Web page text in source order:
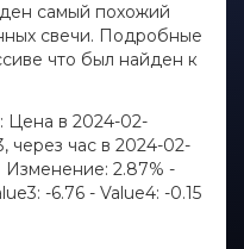
самый похожий
свечи. Подробные
что был найден к
Цена в 2024-02-
час в 2024-02-
Изменение: 2.87% -
-6.76 - Value4: -0.15